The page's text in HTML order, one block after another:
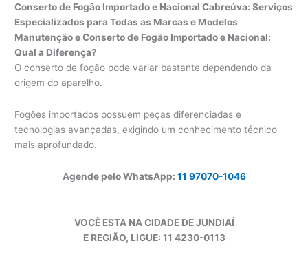
Conserto de Fogão Importado e Nacional Cabreúva: Serviços
Especializados para Todas as Marcas e Modelos
Manutenção e Conserto de Fogão Importado e Nacional:
Qual a Diferença?
O conserto de fogão pode variar bastante dependendo da
origem do aparelho.
Fogões importados possuem peças diferenciadas e
tecnologias avançadas, exigindo um conhecimento técnico
mais aprofundado.
Agende pelo WhatsApp: 11 97070-1046
VOCÊ ESTA NA CIDADE DE JUNDIAÍ
E REGIÃO, LIGUE: 11 4230-0113